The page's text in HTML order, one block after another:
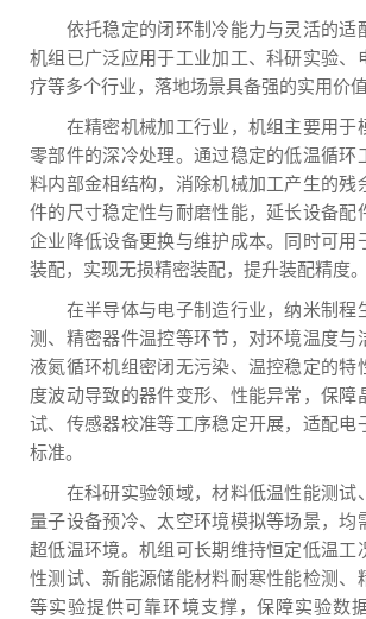
依托稳定的闭环制冷能力与灵活的适
机组已广泛应用于工业加工、科研实验、
疗等多个行业，落地场景具备强的实用价值
在精密机械加工行业，机组主要用于
零部件的深冷处理。通过稳定的低温循环
料内部金相结构，消除机械加工产生的残
件的尺寸稳定性与耐磨性能，延长设备配
企业降低设备更换与维护成本。同时可用
装配，实现无损精密装配，提升装配精度。
在半导体与电子制造行业，纳米制程
测、精密器件温控等环节，对环境温度与
液氮循环机组密闭无污染、温控稳定的特
度波动导致的器件变形、性能异常，保障
试、传感器校准等工序稳定开展，适配电
标准。
在科研实验领域，材料低温性能测试
量子设备预冷、太空环境模拟等场景，均
超低温环境。机组可长期维持恒定低温工
性测试、新能源储能材料耐寒性能检测、
等实验提供可靠环境支撑，保障实验数